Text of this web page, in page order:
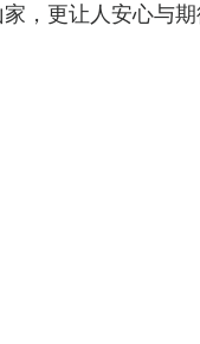
，更让人安心与